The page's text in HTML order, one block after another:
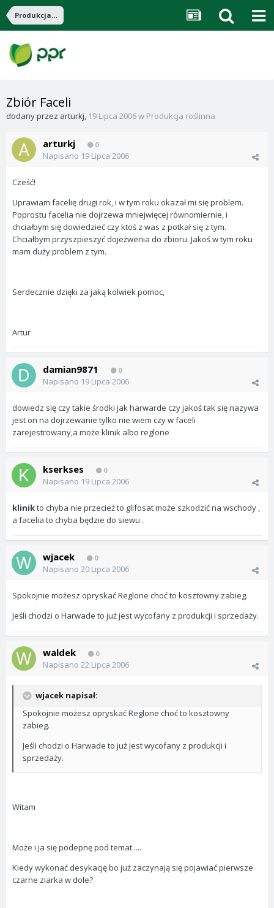
Produkcja roślinna
Zbiór Faceli
dodany przez arturkj, 19 Lipca 2006w Produkcja roślinna
arturkj 0
Napisano 19 Lipca 2006
Cześć!
Uprawiam facelię drugi rok, i w tym roku okazał mi się problem.
Poprostu facelia nie dojrzewa mniejwięcej równomiernie, i
chciałbym się dowiedzieć czy ktoś z was z potkał się z tym.
Chciałbym przyszpieszyć dojeżwenia do zbioru. Jakoś w tym roku
mam duży problem z tym.
Serdecznie dzięki za jaką kolwiek pomoc,
Artur
damian9871 0
Napisano 19 Lipca 2006
dowiedz się czy takie środki jak harwarde czy jakoś tak się nazywa
jest on na dojrzewanie tylko nie wiem czy w faceli
zarejestrowany,a może klinik albo reglone
kserkses 0
Napisano 19 Lipca 2006
klinikto chyba nie przecież to glifosat może szkodzić na wschody ,
a facelia to chyba będzie do siewu .
wjacek 0
Napisano 20 Lipca 2006
Spokojnie możesz opryskać Reglone choć to kosztowny zabieg.
Jeśli chodzi o Harwade to już jest wycofany z produkcji i sprzedaży.
waldek 0
Napisano 22 Lipca 2006
wjacek napisał:
Spokojnie możesz opryskać Reglone choć to kosztowny
zabieg.
Jeśli chodzi o Harwade to już jest wycofany z produkcji i
sprzedaży.
Witam
Może i ja się podepnę pod temat.....
Kiedy wykonać desykację bo już zaczynają się pojawiać pierwsze
czarne ziarka w dole?